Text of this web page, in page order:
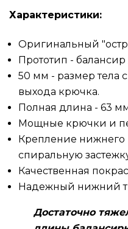
Характеристики:
Оригинальный
Прототип -
50 мм - размер тела
выхода крючка.
Полная длина - 63
Мощные крючки и
Крепление нижнего
спиральную
Качественная
Надежный нижний
Достаточно